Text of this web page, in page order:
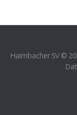
Haimbacher SV ©